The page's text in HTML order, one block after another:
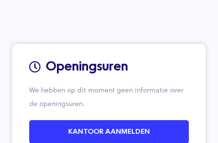
Openingsuren
We hebben op dit moment geen informatie over
de openingsuren.
KANTOOR AANMELDEN